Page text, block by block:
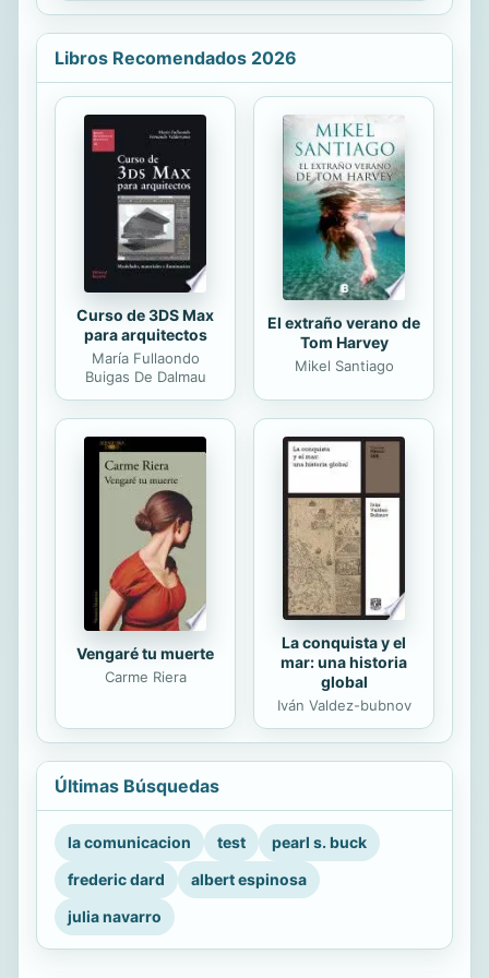
francesa, en la terminología política
se acuñaron los términos derecha e
izquierda para definir
posteriormente, la historia fue
cargando de significado. Ahora, a
comienzos del siglo XXI, las
condiciones de vida de los seres
humanos están sometidas a una
transformación tan amplia como
acelerada, que afecta casi a la
totalidad de los...
Libros Recomendados 2026
Curso de 3DS Max
para arquitectos
María Fullaondo
Buigas De Dalmau
El extraño verano de
Tom Harvey
Mikel Santiago
Vengaré tu muerte
Carme Riera
La conquista y el
mar: una historia
global
Iván Valdez-bubnov
Últimas Búsquedas
la comunicacion test
pearl s. buck
frederic dard
albert espinosa
julia navarro